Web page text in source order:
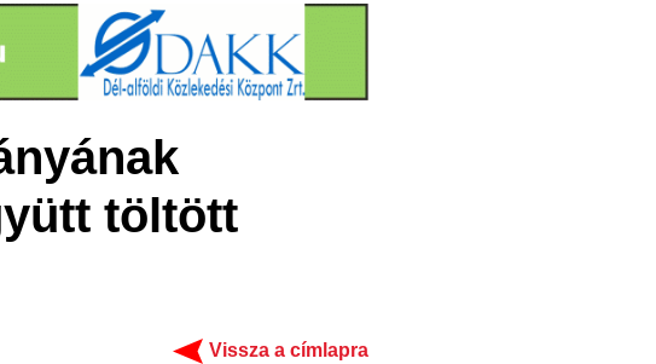
töltött
Vissza a címlapra